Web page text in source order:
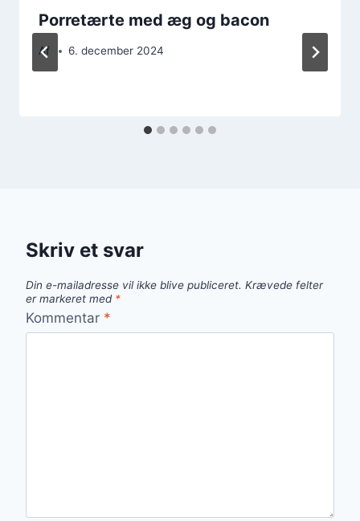
Porretærte med æg og bacon
Af 6. december 2024
Skriv et svar
Din e-mailadresse vil ikke blive publiceret. Krævede felter
er markeret med *
Kommentar *